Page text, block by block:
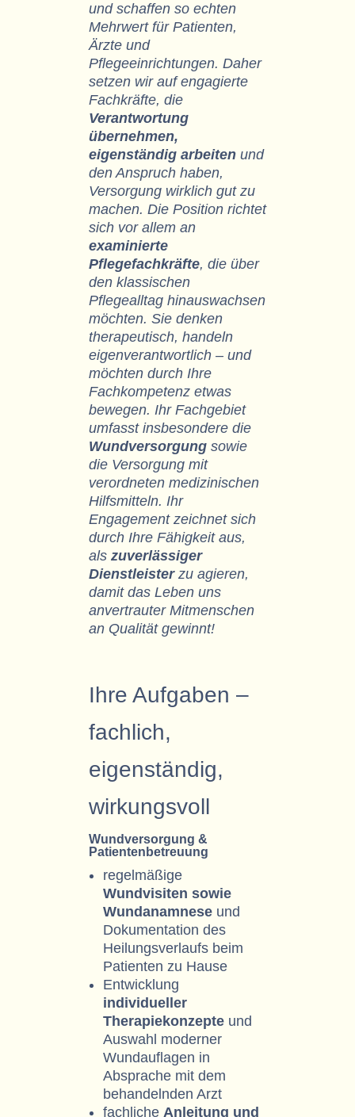
und schaffen so echten
Mehrwert für Patienten,
Ärzte und
Pflegeeinrichtungen. Daher
setzen wir auf engagierte
Fachkräfte, die
Verantwortung
übernehmen,
eigenständig arbeiten und
den Anspruch haben,
Versorgung wirklich gut zu
machen. Die Position richtet
sich vor allem an
examinierte
Pflegefachkräfte, die über
den klassischen
Pflegealltag hinauswachsen
möchten. Sie denken
therapeutisch, handeln
eigenverantwortlich – und
möchten durch Ihre
Fachkompetenz etwas
bewegen. Ihr Fachgebiet
umfasst insbesondere die
Wundversorgung sowie
die Versorgung mit
verordneten medizinischen
Hilfsmitteln. Ihr
Engagement zeichnet sich
durch Ihre Fähigkeit aus,
als zuverlässiger
Dienstleisterzu agieren,
damit das Leben uns
anvertrauter Mitmenschen
an Qualität gewinnt!
Ihre Aufgaben –
fachlich,
eigenständig,
wirkungsvoll
Wundversorgung &
Patientenbetreuung
regelmäßige
Wundvisiten sowie
Wundanamnese und
Dokumentation des
Heilungsverlaufs beim
Patienten zu Hause
Entwicklung
individueller
Therapiekonzepte und
Auswahl moderner
Wundauflagen in
Absprache mit dem
behandelnden Arzt
fachliche Anleitung und